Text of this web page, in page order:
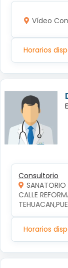
Vídeo
Horarios
Consultorio
SANATORIO
CALLE
Horarios